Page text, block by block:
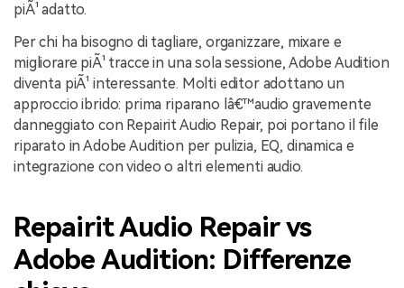
piÃ¹ adatto.
Per chi ha bisogno di tagliare, organizzare, mixare e
migliorare piÃ¹ tracce in una sola sessione, Adobe Audition
diventa piÃ¹ interessante. Molti editor adottano un
approccio ibrido: prima riparano lâ€™audio gravemente
danneggiato con Repairit Audio Repair, poi portano il file
riparato in Adobe Audition per pulizia, EQ, dinamica e
integrazione con video o altri elementi audio.
Repairit Audio Repair vs
Adobe Audition: Differenze